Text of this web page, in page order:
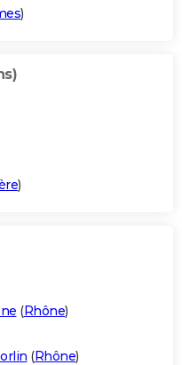
)
)
(Rhône)
(Rhône)